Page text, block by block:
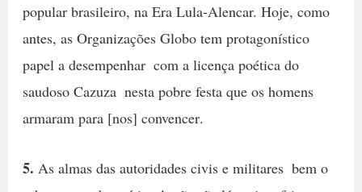
popular brasileiro, na Era Lula-Alencar. Hoje, como
antes, as Organizações Globo tem protagonístico
papel a desempenhar  com a licença poética do
saudoso Cazuza  nesta pobre festa que os homens
armaram para [nos] convencer.
5. As almas das autoridades civis e militares  bem o